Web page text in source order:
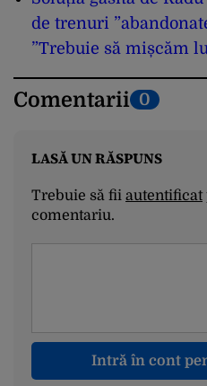
de trenuri
”Trebuie să mișcăm
Comentarii 0
LASĂ UN RĂSPUNS
Trebuie să fii autentificat
comentariu.
Intră în cont